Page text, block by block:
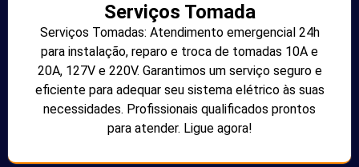
Serviços Tomada
Serviços Tomadas: Atendimento emergencial 24h
para instalação, reparo e troca de tomadas 10A e
20A, 127V e 220V. Garantimos um serviço seguro e
eficiente para adequar seu sistema elétrico às suas
necessidades. Profissionais qualificados prontos
para atender. Ligue agora!